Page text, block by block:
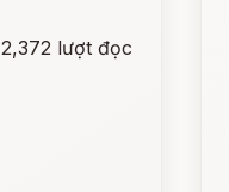
2,372 lượt đọc